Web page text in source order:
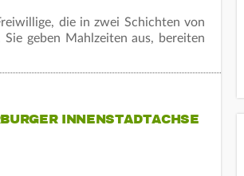
die in zwei Schichten von
geben Mahlzeiten aus, bereiten
INNENSTADTACHSE